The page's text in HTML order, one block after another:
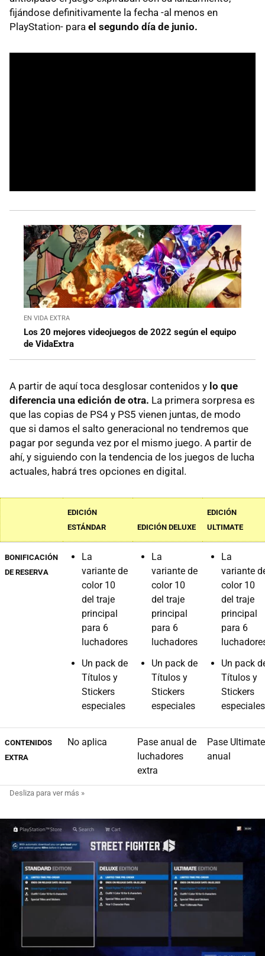
fijándose definitivamente la fecha -al menos en
PlayStation- para el segundo día de junio.
EN VIDA EXTRA
Los 20 mejores videojuegos de 2022 según el equipo
de VidaExtra
A partir de aquí toca desglosar contenidos y lo que
diferencia una edición de otra. La primera sorpresa es
que las copias de PS4 y PS5 vienen juntas, de modo
que si damos el salto generacional no tendremos que
pagar por segunda vez por el mismo juego. A partir de
ahí, y siguiendo con la tendencia de los juegos de lucha
actuales, habrá tres opciones en digital.
EDICIÓN
ESTÁNDAR
EDICIÓN DELUXE
EDICIÓN
ULTIMATE
BONIFICACIÓN
DE RESERVA
La
variante de
color 10
del traje
principal
para 6
luchadores
Un pack de
Títulos y
Stickers
especiales
La
variante de
color 10
del traje
principal
para 6
luchadores
Un pack de
Títulos y
Stickers
especiales
La
variante
color 10
del traje
principal
para 6
Un pack
Títulos y
Stickers
especiales
CONTENIDOS
EXTRA
No aplica
Pase anual de
luchadores
extra
Pase Ultimate
anual